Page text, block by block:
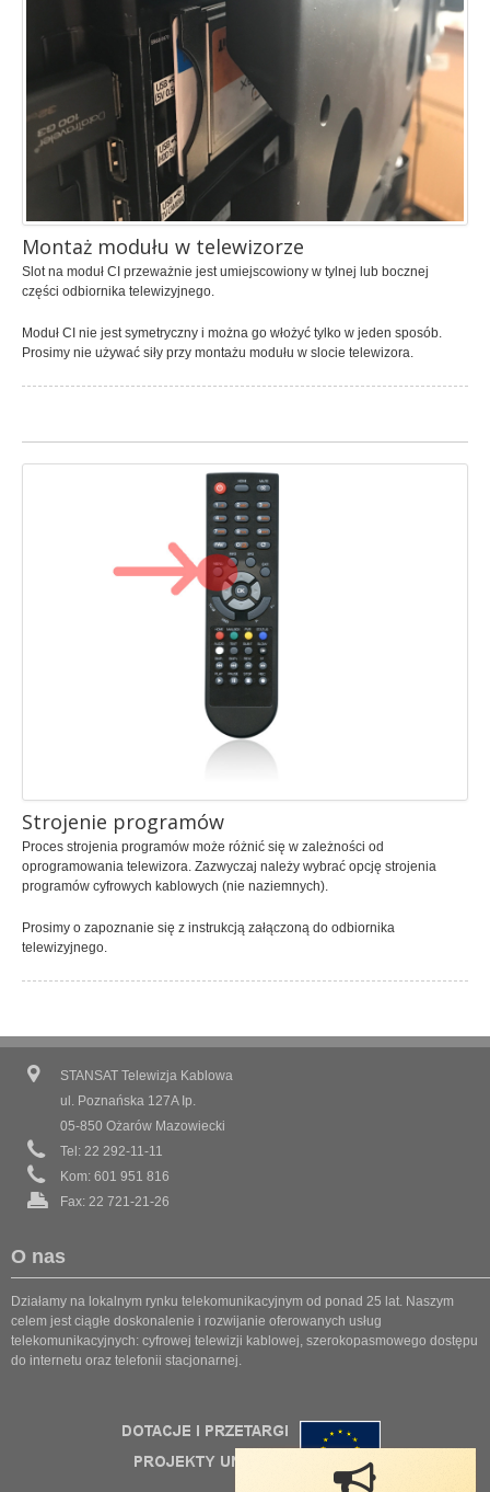
Konfigurator
Wybierz pakiet
Telewizja lokalna
OżarówInfo
Aktualne
Archiwum
Praca w STANSAT
Oferty pracy
Kontakt
Montaż modułu w telewizorze
Slot na moduł CI przeważnie jest umiejscowiony w tylnej lub bocznej
części odbiornika telewizyjnego.
Moduł CI nie jest symetryczny i można go włożyć tylko w jeden sposób.
Prosimy nie używać siły przy montażu modułu w slocie telewizora.
Strojenie programów
Proces strojenia programów może różnić się w zależności od
oprogramowania telewizora. Zazwyczaj należy wybrać opcję strojenia
programów cyfrowych kablowych (nie naziemnych).
Prosimy o zapoznanie się z instrukcją załączoną do odbiornika
telewizyjnego.
STANSAT Telewizja Kablowa
ul. Poznańska 127A Ip.
05-850 Ożarów Mazowiecki
Tel: 22 292-11-11
Kom: 601 951 816
Fax: 22 721-21-26
O nas
Działamy na lokalnym rynku telekomunikacyjnym od ponad 25 lat. Naszym
celem jest ciągłe doskonalenie i rozwijanie oferowanych usług
telekomunikacyjnych: cyfrowej telewizji kablowej, szerokopasmowego dostępu
do internetu oraz telefonii stacjonarnej.